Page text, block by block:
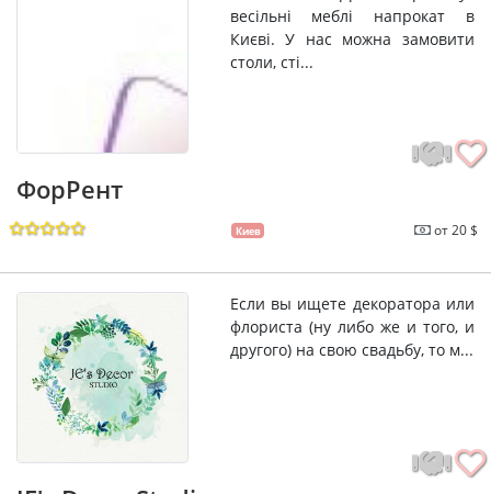
весільні меблі напрокат в
Києві. У нас можна замовити
столи, сті...
ФорРент
Киев от 20 $
Если вы ищете декоратора или
флориста (ну либо же и того, и
другого) на свою свадьбу, то м...